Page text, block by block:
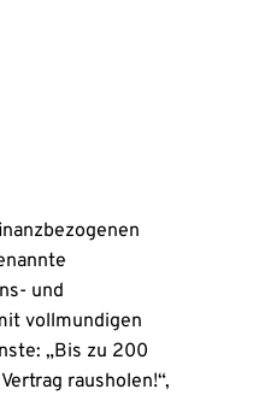
und
vollmundigen
„Bis zu 200
rausholen!“,